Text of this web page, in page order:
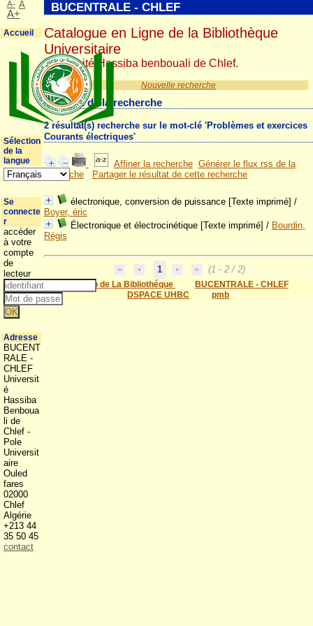
Nouvelle recherche
Résultat de la recherche
2 résultat(s) recherche sur le mot-clé 'Problèmes et exercices
Courants électriques'
Affiner la recherche Générer le flux rss de la
recherche
Partager le résultat de cette recherche
électronique, conversion de puissance [Texte imprimé] /
Boyer, éric
Électronique et électrocinétique [Texte imprimé] / Bourdin,
Régis
1 (1 - 2 / 2)
Site Web de La Bibliothéque
BUCENTRALE - CHLEF
DSPACE UHBC
pmb
BUCENTRALE - CHLEF
Catalogue en Ligne de la Bibliothèque
Universitaire
Université Hassiba benbouali de Chlef.
A- A
A+
Accueil
Sélection
de la
langue
Se
connecte
r
accéder
à votre
compte
de
lecteur
Adresse
BUCENT
RALE -
CHLEF
Universit
é
Hassiba
Benboua
li de
Chlef -
Pole
Universit
aire
Ouled
fares
02000
Chlef
Algérie
+213 44
35 50 45
contact